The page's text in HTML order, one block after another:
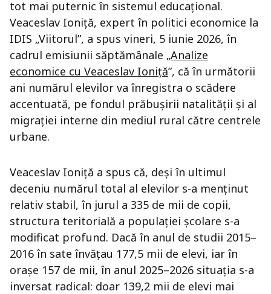
tot mai puternic în sistemul educațional.
Veaceslav Ioniță, expert în politici economice la
IDIS „Viitorul”, a spus vineri, 5 iunie 2026, în
cadrul emisiunii săptămânale „Analize
economice cu Veaceslav Ioniță”, că în următorii
ani numărul elevilor va înregistra o scădere
accentuată, pe fondul prăbușirii natalității și al
migrației interne din mediul rural către centrele
urbane.
Veaceslav Ioniță a spus că, deși în ultimul
deceniu numărul total al elevilor s-a menținut
relativ stabil, în jurul a 335 de mii de copii,
structura teritorială a populației școlare s-a
modificat profund. Dacă în anul de studii 2015–
2016 în sate învățau 177,5 mii de elevi, iar în
orașe 157 de mii, în anul 2025–2026 situația s-a
inversat radical: doar 139,2 mii de elevi mai